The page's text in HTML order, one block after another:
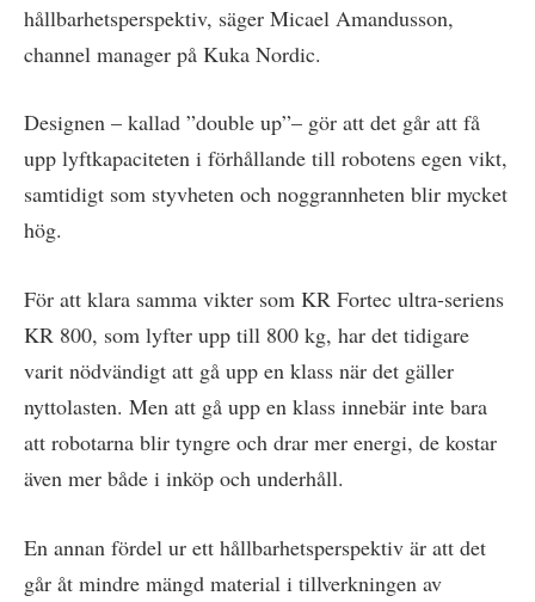
hållbarhetsperspektiv, säger Micael Amandusson,
channel manager på Kuka Nordic.
Designen – kallad ”double up”– gör att det går att få
upp lyftkapaciteten i förhållande till robotens egen vikt,
samtidigt som styvheten och noggrannheten blir mycket
hög.
För att klara samma vikter som KR Fortec ultra-seriens
KR 800, som lyfter upp till 800 kg, har det tidigare
varit nödvändigt att gå upp en klass när det gäller
nyttolasten. Men att gå upp en klass innebär inte bara
att robotarna blir tyngre och drar mer energi, de kostar
även mer både i inköp och underhåll.
En annan fördel ur ett hållbarhetsperspektiv är att det
går åt mindre mängd material i tillverkningen av